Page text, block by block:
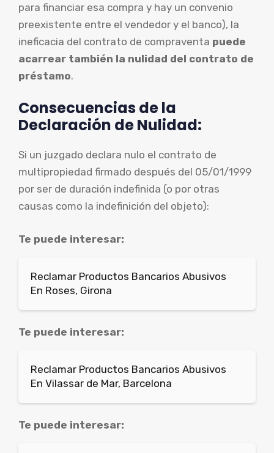
para financiar esa compra y hay un convenio
preexistente entre el vendedor y el banco), la
ineficacia del contrato de compraventa puede
acarrear también la nulidad del contrato de
préstamo.
Consecuencias de la
Declaración de Nulidad:
Si un juzgado declara nulo el contrato de
multipropiedad firmado después del 05/01/1999
por ser de duración indefinida (o por otras
causas como la indefinición del objeto):
Te puede interesar:
Reclamar Productos Bancarios Abusivos
En Roses, Girona
Te puede interesar:
Reclamar Productos Bancarios Abusivos
En Vilassar de Mar, Barcelona
Te puede interesar: